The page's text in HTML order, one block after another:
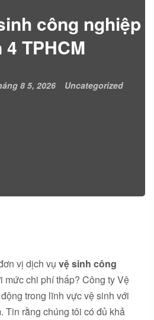
công nghiệp
4 TPHCM
8 5, 2026 Uncategorized
vị dịch vụ vệ sinh công
mức chi phí thấp? Công ty Vệ
trong lĩnh vực vệ sinh với
Tin rằng chúng tôi có đủ khả